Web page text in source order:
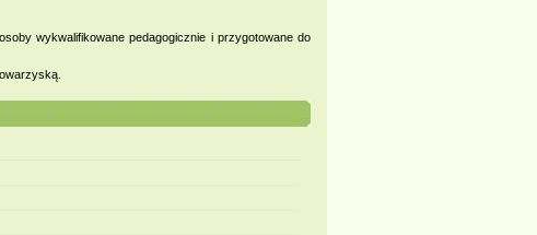
wykwalifikowane pedagogicznie i przygotowane do